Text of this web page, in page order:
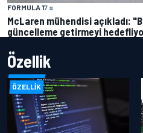
FORMULA 17 s
McLaren mühendisi açıkladı:
güncelleme getirmeyi
Özellik
ÖZELLIK